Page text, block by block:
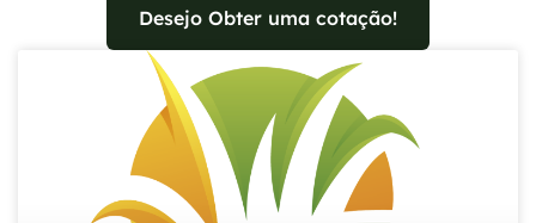
Desejo Obter uma cotação!